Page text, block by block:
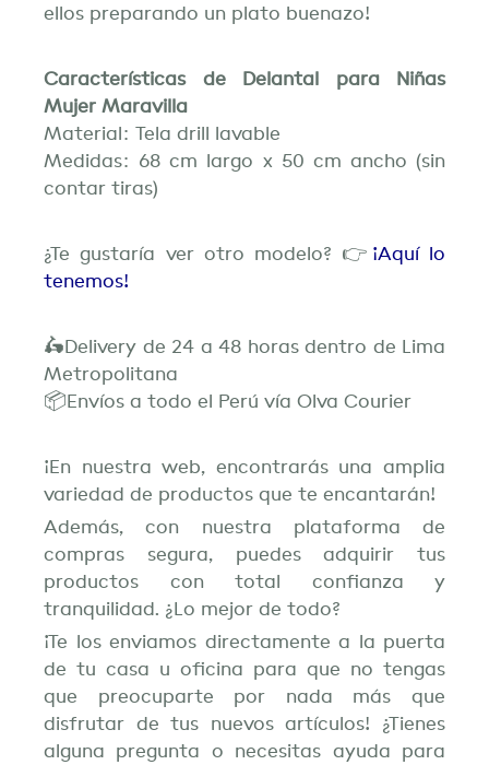
ellos preparando un plato buenazo!
Características de Delantal para Niñas
Mujer Maravilla
Material: Tela drill lavable
Medidas: 68 cm largo x 50 cm ancho (sin
contar tiras)
¿Te gustaría ver otro modelo? 👉 ¡Aquí lo
tenemos!
🛵Delivery de 24 a 48 horas dentro de Lima
Metropolitana
📦Envíos a todo el Perú vía Olva Courier
¡En nuestra web, encontrarás una amplia
variedad de productos que te encantarán!
Además, con nuestra plataforma de
compras segura, puedes adquirir tus
productos con total confianza y
tranquilidad. ¿Lo mejor de todo?
¡Te los enviamos directamente a la puerta
de tu casa u oficina para que no tengas
que preocuparte por nada más que
disfrutar de tus nuevos artículos! ¿Tienes
alguna pregunta o necesitas ayuda para